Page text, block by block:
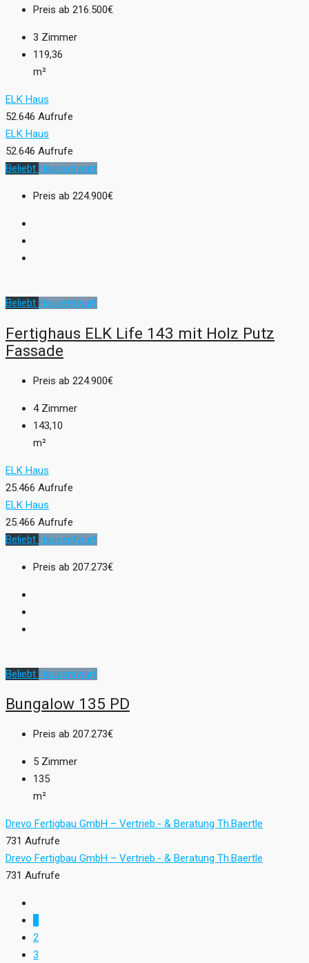
Preis ab 216.500€
3 Zimmer
119,36
m²
ELK Haus
52.646 Aufrufe
ELK Haus
52.646 Aufrufe
Beliebt Hausentwurf
Preis ab 224.900€
Beliebt Hausentwurf
Fertighaus ELK Life 143 mit Holz Putz
Fassade
Preis ab 224.900€
4 Zimmer
143,10
m²
ELK Haus
25.466 Aufrufe
ELK Haus
25.466 Aufrufe
Beliebt Hausentwurf
Preis ab 207.273€
Beliebt Hausentwurf
Bungalow 135 PD
Preis ab 207.273€
5 Zimmer
135
m²
Drevo Fertigbau GmbH – Vertrieb.- & Beratung Th.Baertle
731 Aufrufe
Drevo Fertigbau GmbH – Vertrieb.- & Beratung Th.Baertle
731 Aufrufe
2
3